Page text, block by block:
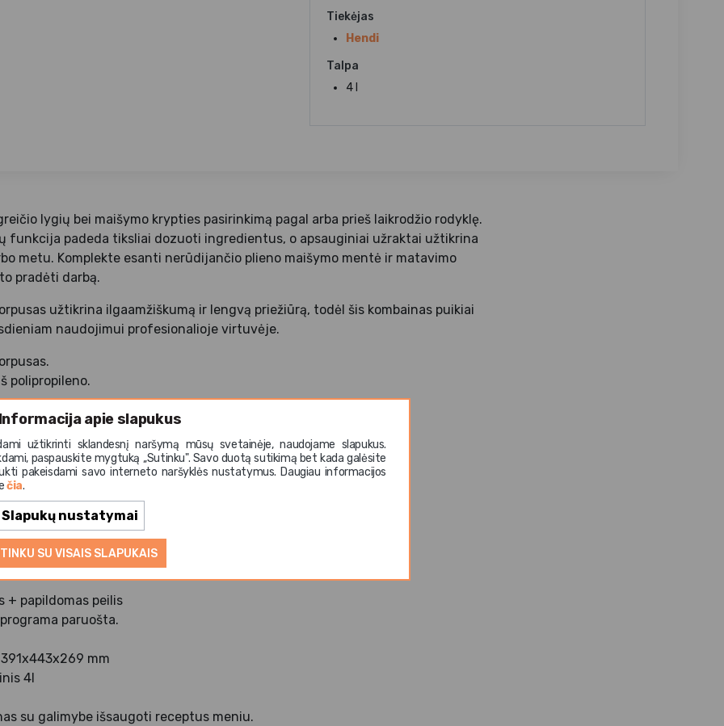
Informacija apie slapukus
užtikrinti sklandesnį naršymą mūsų svetainėje, naudojame slapukus.
paspauskite mygtuką ,,Sutinku". Savo duotą sutikimą bet kada galėsite
pakeisdami savo interneto naršyklės nustatymus. Daugiau informacijos
čia.
Slapukų nustatymai
SU VISAIS SLAPUKAIS
Tiekėjas
Hendi
Talpa
4 l
greičio lygių bei maišymo krypties pasirinkimą pagal arba prieš laikrodžio rodyklę.
funkcija padeda tiksliai dozuoti ingredientus, o apsauginiai užraktai užtikrina
metu. Komplekte esanti nerūdijančio plieno maišymo mentė ir matavimo
pradėti darbą.
užtikrina ilgaamžiškumą ir lengvą priežiūrą, todėl šis kombainas puikiai
naudojimui profesionalioje virtuvėje.
polipropileno.
mentė.
dubuo.
kad dubenį būtų lengva įdėti ir išimti.
+ papildomas peilis
paruošta.
mm
4l
su galimybe išsaugoti receptus meniu.